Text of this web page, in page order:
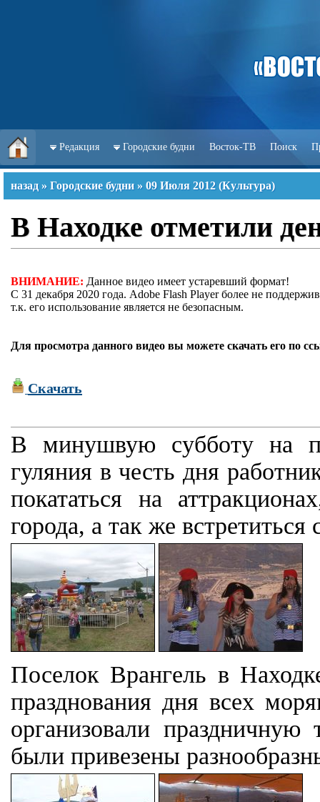
Редакция Городские будни Восток-ТВ Поиск
назад » Городские будни » 09 Июля 2012 (Культура)
В Находке отметили
ВНИМАНИЕ: Данное видео имеет устаревший формат!
С 31 декабря 2020 года. Adobe Flash Player более не
т.к. его использование является не безопасным.
Для просмотра данного видео вы можете скачать его по
Скачать
В минушвую субботу на
гуляния в честь дня
покататься на
города, а так же
Поселок Врангель в
празднования дня всех
организовали
были привезены